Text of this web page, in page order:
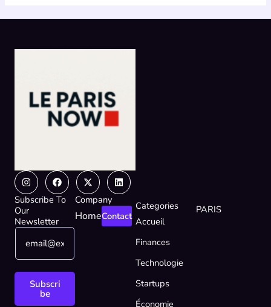
InstagramFacebook
X-
twitter
Linkedin
Subscribe To
Our
Newsletter
*
m
a
E
a
Subscri
be
Company
HomeContact
Categories
Accueil
Finances
Technologie
Startups
Économie
PARIS